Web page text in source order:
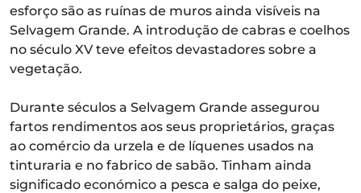
esforço são as ruínas de muros ainda visíveis na
Selvagem Grande. A introdução de cabras e coelhos
no século XV teve efeitos devastadores sobre a
vegetação.
Durante séculos a Selvagem Grande assegurou
fartos rendimentos aos seus proprietários, graças
ao comércio da urzela e de líquenes usados na
tinturaria e no fabrico de sabão. Tinham ainda
significado económico a pesca e salga do peixe,